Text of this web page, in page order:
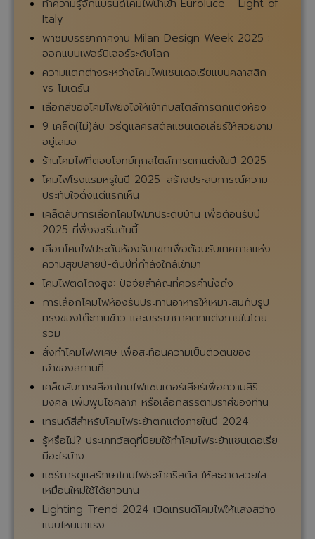
เรื่องควรรู้...ก่อนติดตั้งโคมไฟระย้า
เลือกซื้อโคมไฟตั้งพื้นยังไง...ให้เข้ากับบ้าน
“โคมไฟสั่งทำ” โคมไฟที่มีแค่ชิ้นเดียวในโลก
พาชมโคมไฟที่กรุงไทยไล้ท์ติ้งในแต่ละกลุ่มสินค้า
แนะนำโคมไฟที่เหมาะสำหรับห้องโถงสูง
แนะนำโคมไฟที่เหมาะสำหรับห้องรับแขก
โคมไฟระย้าคืออะไร? จุดเด่นและความนิยมในการตกแต่ง
บ้าน
กรุงไทยไล้ท์ติ้งขอพาลูกค้าทุกท่านทำความรู้จักแบรนด์
โคมไฟนำเข้า Melogranoblu
กรุงไทยไล้ท์ติ้งขอพาลูกค้าทุกท่านทำความรู้จักแบรนด์
โคมไฟนำเข้า NOVARESI
ทำความรู้จักแบรนด์โคมไฟนำเข้า Lorenzon
กรุงไทยไล้ท์ติ้งขอพาลูกค้าทุกท่านทำความรู้จักแบรนด์
โคมไฟนำเข้า WRANOVSKY
กรุงไทยไล้ท์ติ้งขอพาลูกค้าทุกท่านทำความรู้จักแบรนด์
โคมไฟนำเข้า Manooi
ทำความรู้จักแบรนด์โคมไฟนำเข้า Euroluce - Light of
Italy
พาชมบรรยากาศงาน Milan Design Week 2025 :
ออกแบบเฟอร์นิเจอร์ระดับโลก
ความแตกต่างระหว่างโคมไฟแชนเดอเรียแบบคลาสสิก
vs โมเดิร์น
เลือกสีของโคมไฟยังไงให้เข้ากับสไตล์การตกแต่งห้อง
9 เคล็ด(ไม่)ลับ วิธีดูแลคริสตัลแชนเดอเลียร์ให้สวยงาม
อยู่เสมอ
ร้านโคมไฟที่ตอบโจทย์ทุกสไตล์การตกแต่งในปี 2025
โคมไฟโรงแรมหรูในปี 2025: สร้างประสบการณ์ความ
ประทับใจตั้งแต่แรกเห็น
เคล็ดลับการเลือกโคมไฟมาประดับบ้าน เพื่อต้อนรับปี